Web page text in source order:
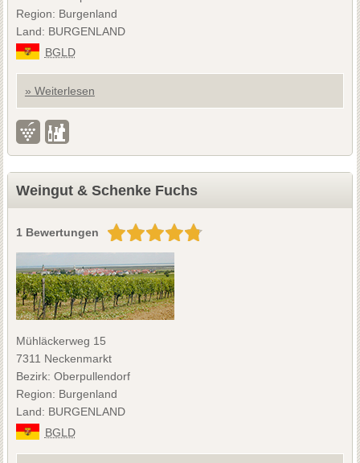
Region: Burgenland
Land: BURGENLAND
BGLD
» Weiterlesen
Weingut & Schenke Fuchs
1 Bewertungen
Mühläckerweg 15
7311 Neckenmarkt
Bezirk: Oberpullendorf
Region: Burgenland
Land: BURGENLAND
BGLD